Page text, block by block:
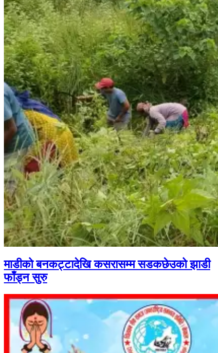
माडीको बनकट्टादेखि कसरासम्म सडकछेउको झाडी
फाँड्न सुरु